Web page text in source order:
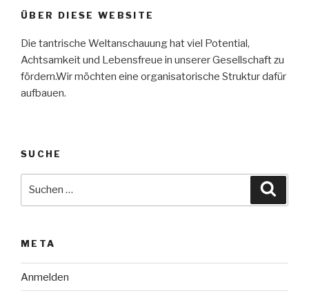
ÜBER DIESE WEBSITE
Die tantrische Weltanschauung hat viel Potential,
Achtsamkeit und Lebensfreue in unserer Gesellschaft zu
fördern.Wir möchten eine organisatorische Struktur dafür
aufbauen.
SUCHE
META
Anmelden